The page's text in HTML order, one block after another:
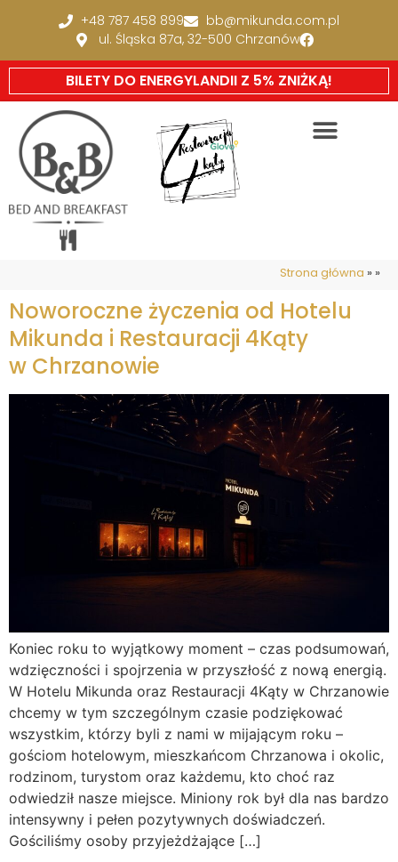
+48 787 458 899
bb@mikunda.com.pl
ul. Śląska 87a, 32-500 Chrzanów
BILETY DO ENERGYLANDII Z 5% ZNIŻKĄ!
Strona główna » »
Noworoczne życzenia od Hotelu
Mikunda i Restauracji 4Kąty
w Chrzanowie
Koniec roku to wyjątkowy moment – czas podsumowań,
wdzięczności i spojrzenia w przyszłość z nową energią.
W Hotelu Mikunda oraz Restauracji 4Kąty w Chrzanowie
chcemy w tym szczególnym czasie podziękować
wszystkim, którzy byli z nami w mijającym roku –
gościom hotelowym, mieszkańcom Chrzanowa i okolic,
rodzinom, turystom oraz każdemu, kto choć raz
odwiedził nasze miejsce. Miniony rok był dla nas bardzo
intensywny i pełen pozytywnych doświadczeń.
Gościliśmy osoby przyjeżdżające […]